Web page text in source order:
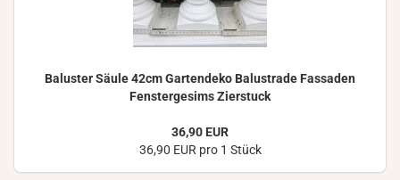
Ba­lus­ter Säule 42cm Gar­ten­de­ko Ba­lus­tra­de Fas­sa­den
Fens­ter­ge­sims Zier­stuck
36,90 EUR
36,90 EUR pro 1 Stück